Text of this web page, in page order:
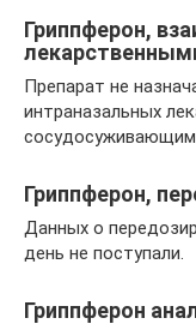
Гриппферон,
Препарат не
интраназальных
Гриппферон,
Данных о
день не поступали.
Гриппферон